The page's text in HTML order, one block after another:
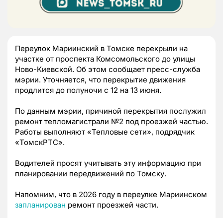
Переулок Мариинский в Томске перекрыли на
участке от проспекта Комсомольского до улицы
Ново-Киевской. Об этом сообщает пресс-служба
мэрии. Уточняется, что перекрытие движения
продлится до полуночи с 12 на 13 июня.
По данным мэрии, причиной перекрытия послужил
ремонт тепломагистрали №2 под проезжей частью.
Работы выполняют «Тепловые сети», подрядчик
«ТомскРТС».
Водителей просят учитывать эту информацию при
планировании передвижений по Томску.
Напомним, что в 2026 году в переулке Мариинском
запланирован ремонт проезжей части.